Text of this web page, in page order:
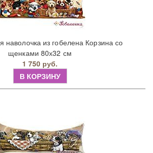
наволочка из гобелена Корзина со
щенками 80х32 см
1 750 руб.
В КОРЗИНУ